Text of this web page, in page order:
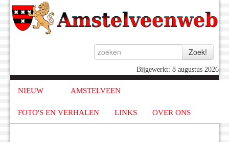
Bijgewerkt: 8 augustus 2026
NIEUW AMSTELVEEN
FOTO'S EN VERHALEN LINKS OVER ONS